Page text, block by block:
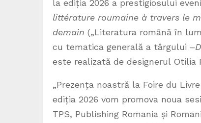
la ediția 2026 a prestigiosului
littérature roumaine à travers le
demain („Literatura română în
cu tematica generală a târgului –
este realizată de designerul Otilia
„Prezența noastră la Foire du
ediția 2026 vom promova noua
TPS, Publishing Romania și